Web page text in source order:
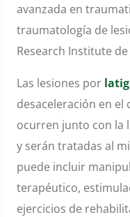
avanzada en
traumatología de
Research Institute de
Las lesiones por
desaceleración en el
ocurren junto con la
y serán tratadas al
puede incluir
terapéutico,
ejercicios de